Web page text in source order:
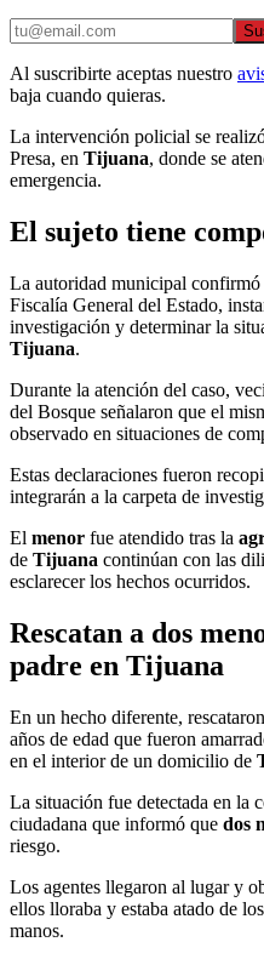
Al suscribirte aceptas nuestro
baja cuando quieras.
La intervención policial se
Presa, en Tijuana, donde se
emergencia.
El sujeto tiene
La autoridad municipal confirmó
Fiscalía General del Estado,
investigación y determinar la
Tijuana.
Durante la atención del caso,
del Bosque señalaron que el
observado en situaciones de
Estas declaraciones fueron
integrarán a la carpeta de
El menor fue atendido tras la
de Tijuana continúan con las
esclarecer los hechos ocurridos.
Rescatan a dos
padre en Tijuana
En un hecho diferente,
años de edad que fueron
en el interior de un domicilio de
La situación fue detectada en la
ciudadana que informó que dos
riesgo.
Los agentes llegaron al lugar y
ellos lloraba y estaba atado de
manos.